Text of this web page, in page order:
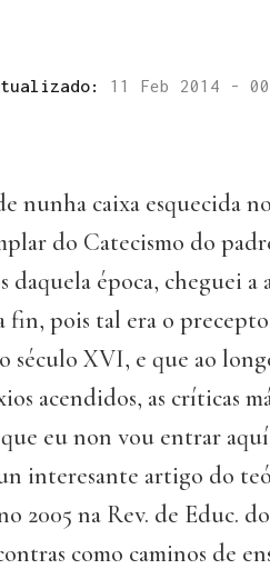
11 Feb 2014 -
nunha caixa esquecida
do Catecismo do
daquela época, cheguei a
fin, pois tal era o
século XVI, e que ao
acendidos, as críticas
eu non vou entrar
interesante artigo do
2005 na Rev. de Educ.
como caminos de